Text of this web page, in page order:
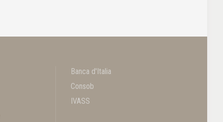
Banca d'Italia
Consob
IVASS